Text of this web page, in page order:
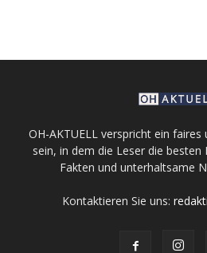
OH-AKTUELL verspricht ein
sein, in dem die Leser die
Fakten und unterhaltsame
Kontaktieren Sie uns: